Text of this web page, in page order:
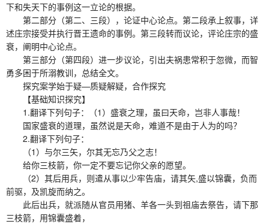
下和失天下的事例这一立论的根据。
第二部分（第二、三段），论证中心论点。第二段承上叙事，详
述庄宗接受并执行晋王遗命的事例。第三段转而议论，评论庄宗的盛
衰，阐明中心论点。
第三部分（第四段）进一步议论，引出夫祸患常积于忽微，而智
勇多困于所溺教训，总结全文。
探究案学始于疑—质疑解疑，合作探究
【基础知识探究】
1.翻译下列句子：（1）盛衰之理，虽曰天命，岂非人事哉！
国家盛衰的道理，虽然说是天命，难道不是由于人为的吗？
2.翻译下列句子：
（1）与尔三矢，尔其无忘乃父之志！
给你三枝箭，你一定不要忘记你父亲的愿望。
（2）其后用兵，则遣从事以少牢告庙，请其矢,盛以锦囊，负而
前驱，及凯旋而纳之。
此后出兵，就派随从官员用猪、羊各一头到祖庙去祭告，请下那
三枝箭，用锦囊盛着，